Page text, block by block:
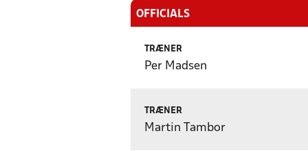
OFFICIALS
TRÆNER
Per Madsen
TRÆNER
Martin Tambor